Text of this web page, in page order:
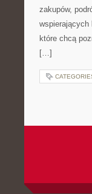
zakupów,
wspierających
które chcą
[…]